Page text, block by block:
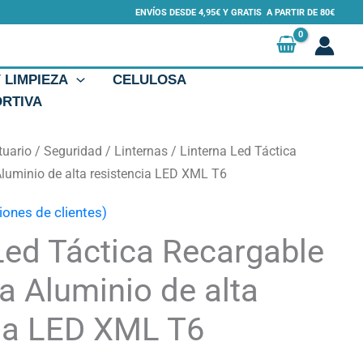
ENVÍOS DESDE 4,95€ Y GRATIS A PARTIR DE 80€
LIMPIEZA
CELULOSA
/Seguridad / Linternas / Linterna Led Táctica
de alta resistencia LED XML T6
de clientes)
Táctica Recargable
Aluminio de alta
LED XML T6